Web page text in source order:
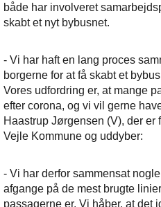
både har involveret
skabt et nyt bybusnet.
- Vi har haft en lang proces
borgerne for at få skabt et
Vores udfordring er, at mange
efter corona, og vi vil gerne
Haastrup Jørgensen (V), der er
Vejle Kommune og uddyber:
- Vi har derfor sammensat
afgange på de mest brugte
passagerne er. Vi håber, at det